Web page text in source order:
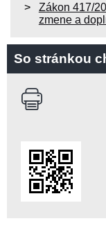
Zákon 417/
zmene a
So stránkou